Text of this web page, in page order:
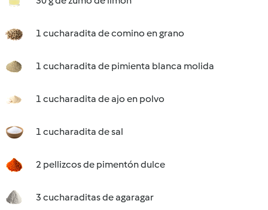
1 cucharadita de comino en grano
1 cucharadita de pimienta blanca molida
1 cucharadita de ajo en polvo
1 cucharadita de sal
2 pellizcos de pimentón dulce
3 cucharaditas de agaragar